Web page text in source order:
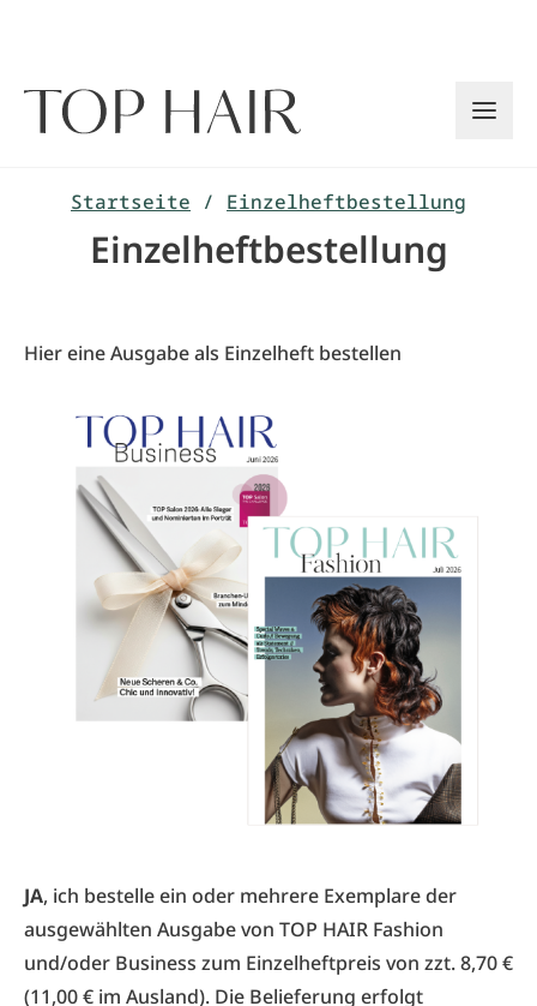
Startseite / Einzelheftbestellung
Einzelheftbestellung
Hier eine Ausgabe als Einzelheft bestellen
JA, ich bestelle ein oder mehrere Exemplare der
ausgewählten Ausgabe von TOP HAIR Fashion
und/oder Business zum Einzelheftpreis von zzt. 8,70 €
(11,00 € im Ausland). Die Belieferung erfolgt